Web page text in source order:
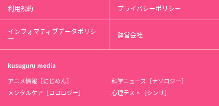
利用規約 プライバシーポリシー
インフォマティブデータポリシ
ー 運営会社
kusuguru media
アニメ情報［にじめん］
科学ニュース［ナゾロジー］
メンタルケア［ココロジー］
心理テスト［シンリ］